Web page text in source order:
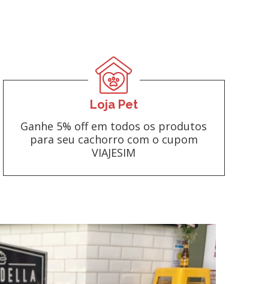
Loja Pet
Ganhe 5% off em todos os produtos
para seu cachorro com o cupom
VIAJESIM